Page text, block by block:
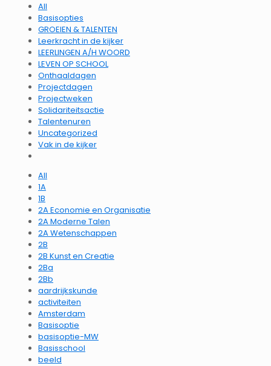
All
Basisopties
GROEIEN & TALENTEN
Leerkracht in de kijker
LEERLINGEN A/H WOORD
LEVEN OP SCHOOL
Onthaaldagen
Projectdagen
Projectweken
Solidariteitsactie
Talentenuren
Uncategorized
Vak in de kijker
All
1A
1B
2A Economie en Organisatie
2A Moderne Talen
2A Wetenschappen
2B
2B Kunst en Creatie
2Ba
2Bb
aardrijkskunde
activiteiten
Amsterdam
Basisoptie
basisoptie-MW
Basisschool
beeld